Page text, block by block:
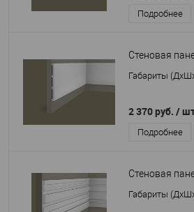
Подробнее
Стеновая
Габариты
2 370 руб. /
Подробнее
Стеновая
Габариты